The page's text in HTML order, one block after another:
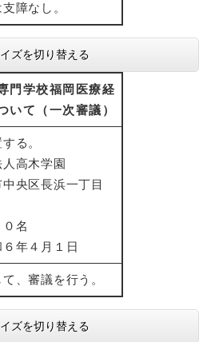
障なし。
ズを切り替える
門学校福岡医療経
いて（一次審議）
る。
高木学園
央区長浜一丁目
名
年４月１日
、審議を行う。
ズを切り替える